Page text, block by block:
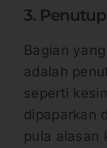
3. Penutup
Bagian
adalah
seperti
dipaparkan
pula alasan